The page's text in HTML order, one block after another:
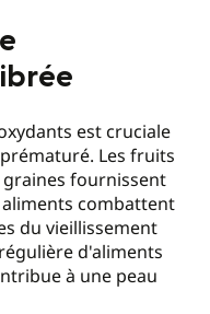
est cruciale
Les fruits
graines fournissent
combattent
du vieillissement
d'aliments
à une peau